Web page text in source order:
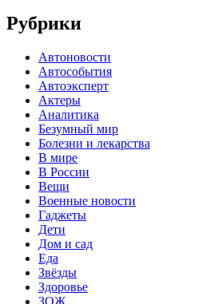
Рубрики
Автоновости
Автособытия
Автоэксперт
Актеры
Аналитика
Безумный мир
Болезни и лекарства
В мире
В России
Вещи
Военные новости
Гаджеты
Дети
Дом и сад
Еда
Звёзды
Здоровье
ЗОЖ